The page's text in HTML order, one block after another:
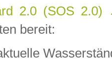
2.0 (SOS 2.0)
bereit: